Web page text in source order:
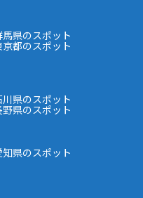
馬県のスポット
京都のスポット
川県のスポット
野県のスポット
知県のスポット